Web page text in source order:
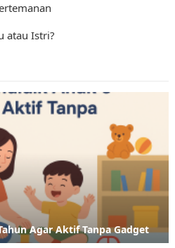
atau Istri?
Agar Aktif Tanpa Gadget